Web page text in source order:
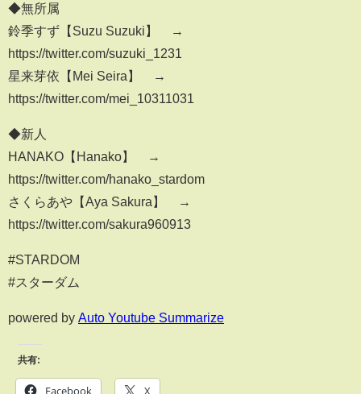
◆無所属
鈴季すず【Suzu Suzuki】 →
https://twitter.com/suzuki_1231
星来芽依【Mei Seira】 →
https://twitter.com/mei_10311031
◆新人
HANAKO【Hanako】 →
https://twitter.com/hanako_stardom
さくらあや【Aya Sakura】 →
https://twitter.com/sakura960913
#STARDOM
#スターダム
powered by Auto Youtube Summarize
共有:
Facebook X